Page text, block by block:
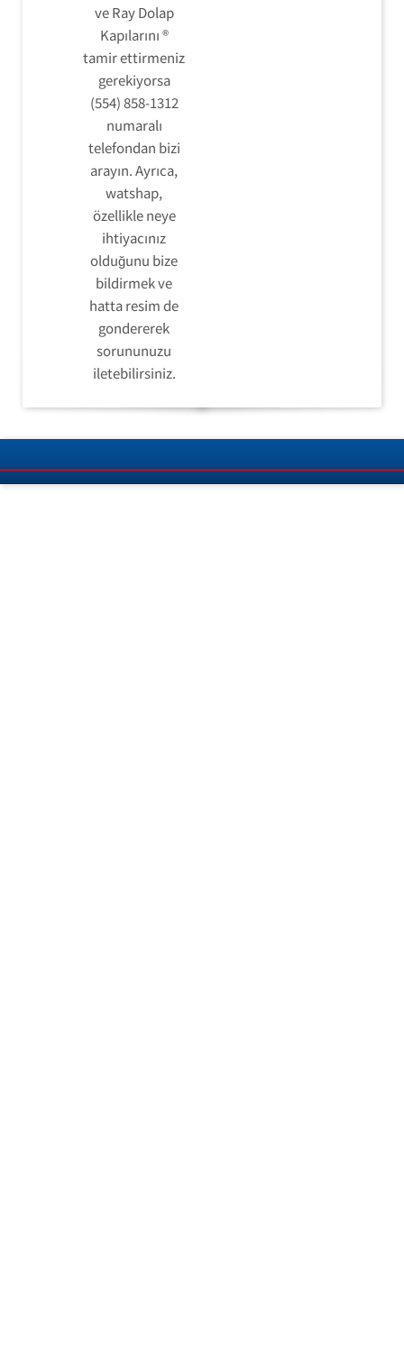
ve Ray Dolap
Kapılarını ®
tamir ettirmeniz
gerekiyorsa
(554) 858-1312
numaralı
telefondan bizi
arayın. Ayrıca,
watshap,
özellikle neye
ihtiyacınız
olduğunu bize
bildirmek ve
hatta resim de
gondererek
sorununuzu
iletebilirsiniz.